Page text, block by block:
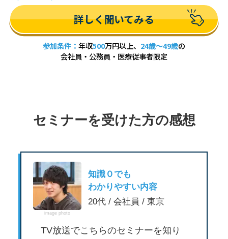
詳しく聞いてみる
参加条件： 年収500万円以上、 24歳～49歳の
会社員・公務員・医療従事者限定
セミナーを受けた方の感想
image photo
知識０でも
わかりやすい内容
20代 / 会社員 / 東京
TV放送でこちらのセミナーを知り